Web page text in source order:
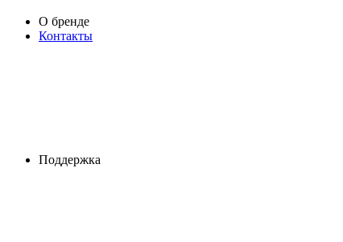
О бренде
Контакты
Поддержка